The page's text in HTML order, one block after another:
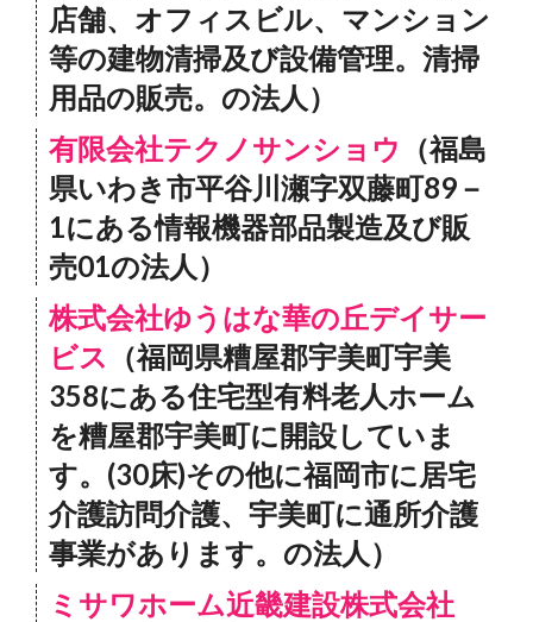
店舗、オフィスビル、マンション
等の建物清掃及び設備管理。清掃
用品の販売。の法人）
有限会社テクノサンショウ
（福島
県いわき市平谷川瀬字双藤町89－
1にある情報機器部品製造及び販
売01の法人）
株式会社ゆうはな華の丘デイサー
ビス
（福岡県糟屋郡宇美町宇美
358にある住宅型有料老人ホーム
を糟屋郡宇美町に開設していま
す。(30床)その他に福岡市に居宅
介護訪問介護、宇美町に通所介護
事業があります。の法人）
ミサワホーム近畿建設株式会社